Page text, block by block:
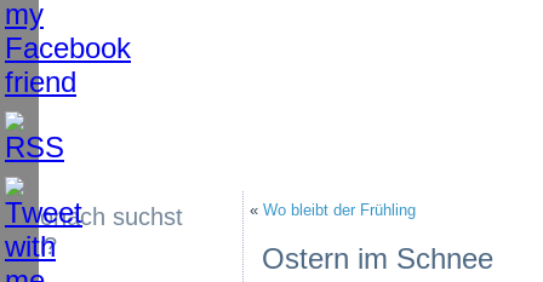
Wonach suchst
du?
« Wo bleibt der Frühling
Ostern im Schnee